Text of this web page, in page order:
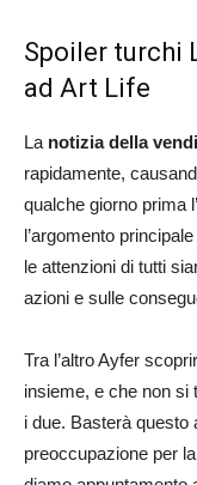
Spoiler turchi
ad Art Life
La notizia della
rapidamente,
qualche giorno prima l’
l’argomento
le attenzioni di tutti
azioni e sulle
Tra l’altro Ayfer
insieme, e che non si
i due. Basterà questo
preoccupazione per